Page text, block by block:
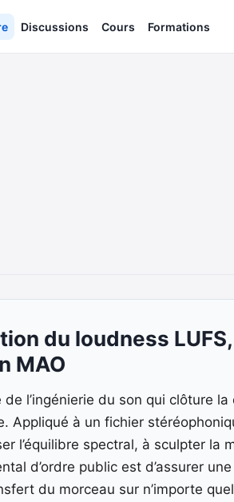
Discussions Cours Formations
du loudness
MAO
l’ingénierie du son qui clôture
à un fichier
l’équilibre spectral, à sculpter la
d’ordre public est d’assurer
du morceau sur n’importe